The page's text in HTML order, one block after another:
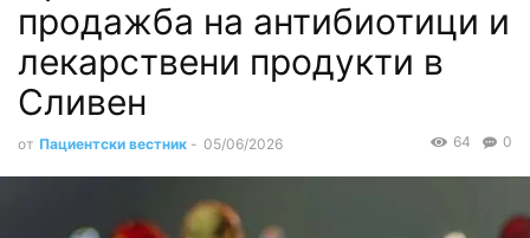
продажба на антибиотици и
лекарствени продукти в
Сливен
от Пациентски вестник - 05/06/2026 0
64